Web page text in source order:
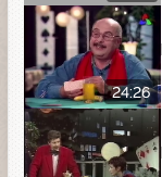
24:26